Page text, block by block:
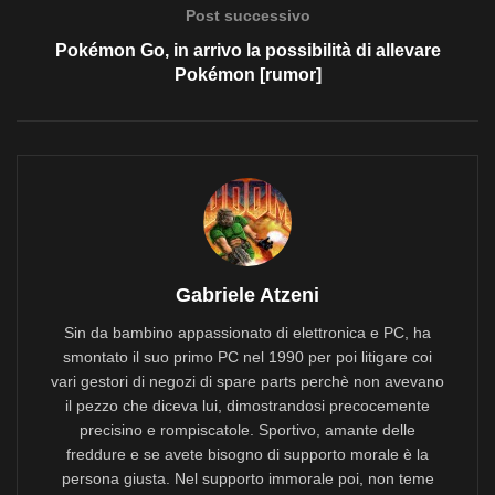
Post successivo
Pokémon Go, in arrivo la possibilità di allevare
Pokémon [rumor]
Gabriele Atzeni
Sin da bambino appassionato di elettronica e PC, ha
smontato il suo primo PC nel 1990 per poi litigare coi
vari gestori di negozi di spare parts perchè non avevano
il pezzo che diceva lui, dimostrandosi precocemente
precisino e rompiscatole. Sportivo, amante delle
freddure e se avete bisogno di supporto morale è la
persona giusta. Nel supporto immorale poi, non teme